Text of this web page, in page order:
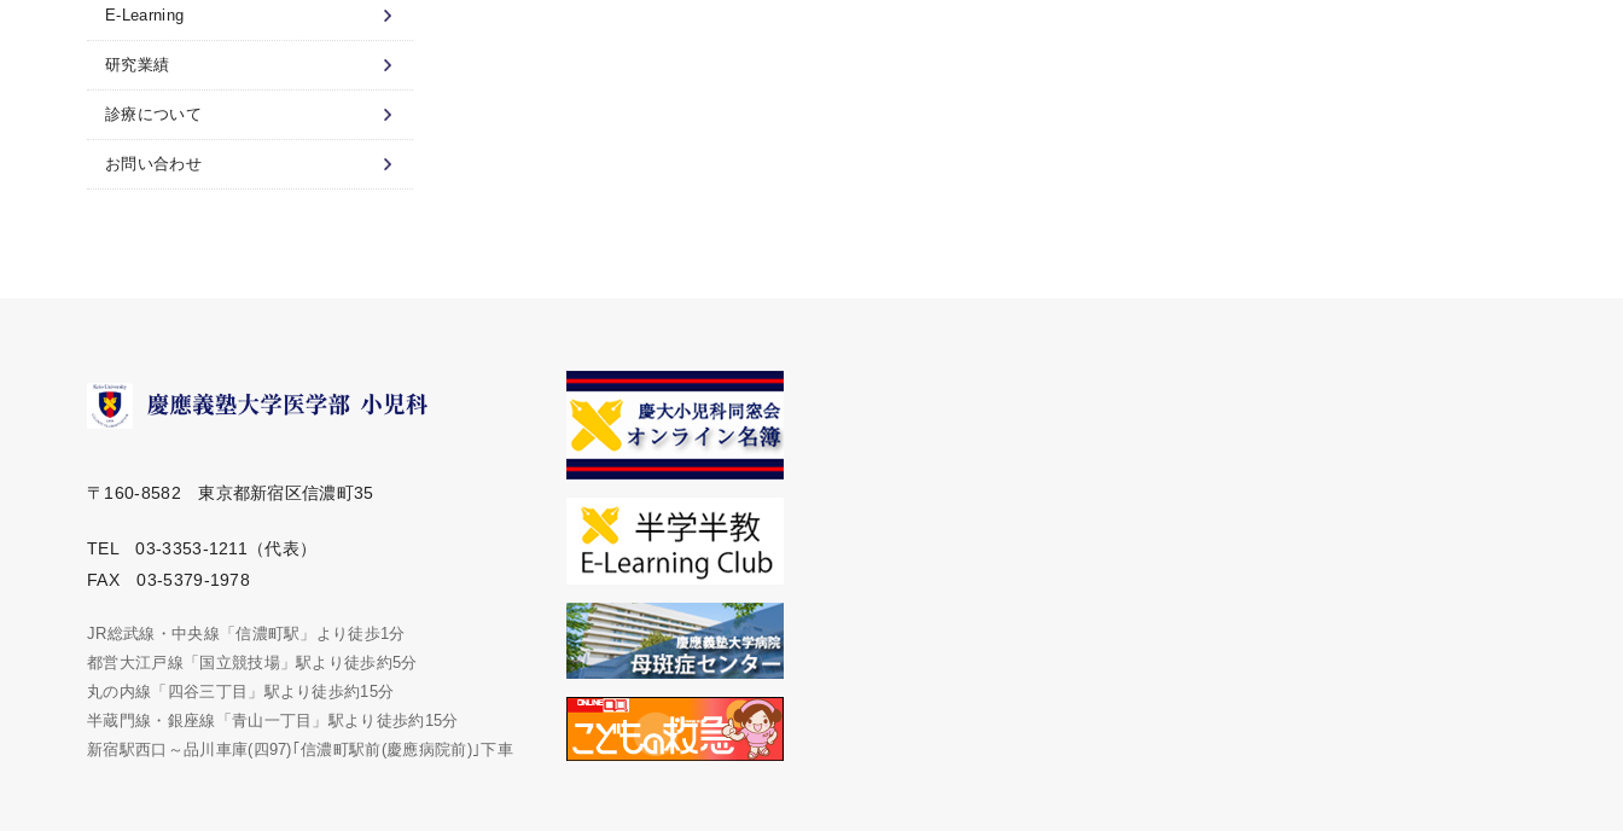
E-Learning
研究業績
診療について
お問い合わせ
〒160-8582 東京都新宿区信濃町35
TEL 03-3353-1211（代表）
FAX 03-5379-1978
JR総武線・中央線「信濃町駅」より徒歩1分
都営大江戸線「国立競技場」駅より徒歩約5分
丸の内線「四谷三丁目」駅より徒歩約15分
半蔵門線・銀座線「青山一丁目」駅より徒歩約15分
新宿駅西口～品川車庫(四97)｢信濃町駅前(慶應病院前)｣下車